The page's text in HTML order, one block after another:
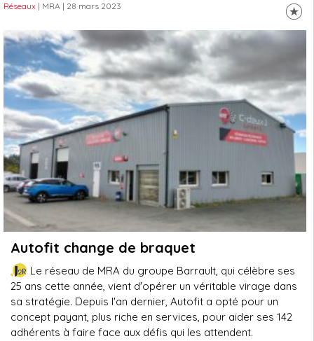
Réseaux | MRA | 28 mars 2023
Autofit change de braquet
Le réseau de MRA du groupe Barrault, qui célèbre ses
25 ans cette année, vient d'opérer un véritable virage dans
sa stratégie. Depuis l'an dernier, Autofit a opté pour un
concept payant, plus riche en services, pour aider ses 142
adhérents à faire face aux défis qui les attendent.